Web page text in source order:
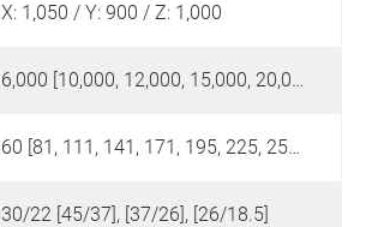
X: 1,050 / Y: 900 / Z: 1,000
6,000 [10,000, 12,000, 15,000, 20,000]
60 [81, 111, 141, 171, 195, 225, 255, 285, 320, 400]
30/22 [45/37], [37/26], [26/18.5]